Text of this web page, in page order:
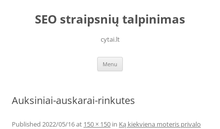
contentSEO straipsnių talpinimas
cytai.lt
Menu
Auksiniai-auskarai-rinkutes
Published 2022/05/16at 150 × 150 in Ką kiekviena moteris privalo